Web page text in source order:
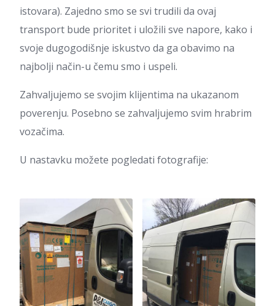
istovara). Zajedno smo se svi trudili da ovaj
transport bude prioritet i uložili sve napore, kako i
svoje dugogodišnje iskustvo da ga obavimo na
najbolji način-u čemu smo i uspeli.
Zahvaljujemo se svojim klijentima na ukazanom
poverenju. Posebno se zahvaljujemo svim hrabrim
vozačima.
U nastavku možete pogledati fotografije: